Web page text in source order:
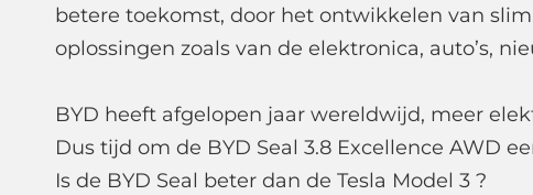
betere toekomst, door het ontwikkelen van
oplossingen zoals van de elektronica, auto’s,
BYD heeft afgelopen jaar wereldwijd, meer
Dus tijd om de BYD Seal 3.8 Excellence AWD
Is de BYD Seal beter dan de Tesla Model 3 ?